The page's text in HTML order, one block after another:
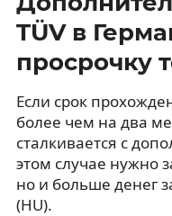
TÜV в
просрочку
Если срок
более чем на два
сталкивается с
этом случае нужно
но и больше денег
(HU).